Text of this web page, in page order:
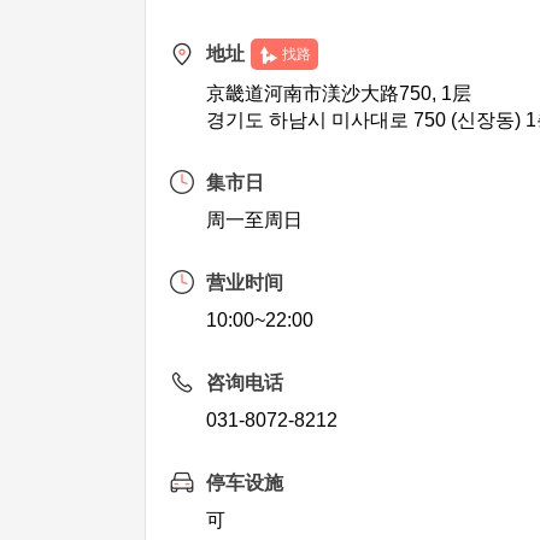
地址 找路
京畿道河南市渼沙大路750, 1层
경기도 하남시 미사대로 750 (신장동)
集市日
周一至周日
营业时间
10:00~22:00
咨询电话
031-8072-8212
停车设施
可